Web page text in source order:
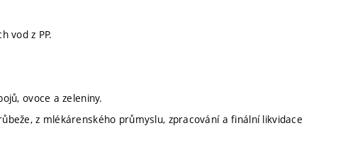
vod z PP.
ovoce a zeleniny.
z mlékárenského průmyslu, zpracování a finální likvidace